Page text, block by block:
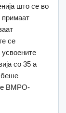
што се во
примаат
се
со 35 а
беше
ВМРО-